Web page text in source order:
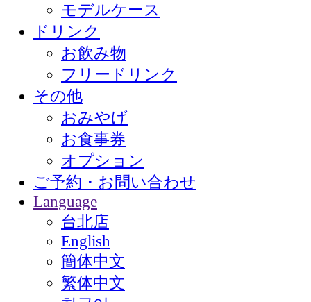
モデルケース
ドリンク
お飲み物
フリードリンク
その他
おみやげ
お食事券
オプション
ご予約・お問い合わせ
Language
台北店
English
簡体中文
繁体中文